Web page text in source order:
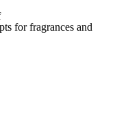
for fragrances and